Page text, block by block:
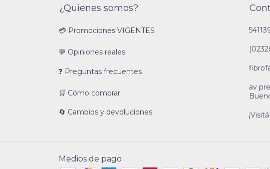
¿Quienes somos?
💳 Promociones VIGENTES
💬 Opiniones reales
❓ Preguntas frecuentes
🛒 Cómo comprar
🔄 Cambios y devoluciones
av
Medios de pago